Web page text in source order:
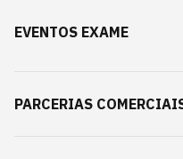
EVENTOS EXAME
PARCERIAS